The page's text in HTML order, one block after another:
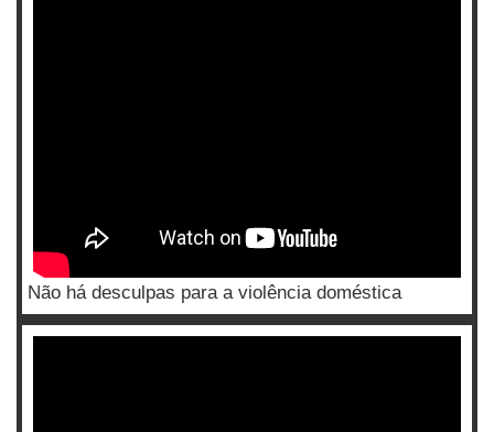
Não há desculpas para a violência doméstica